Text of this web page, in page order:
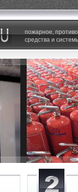
пожарное,
средства и